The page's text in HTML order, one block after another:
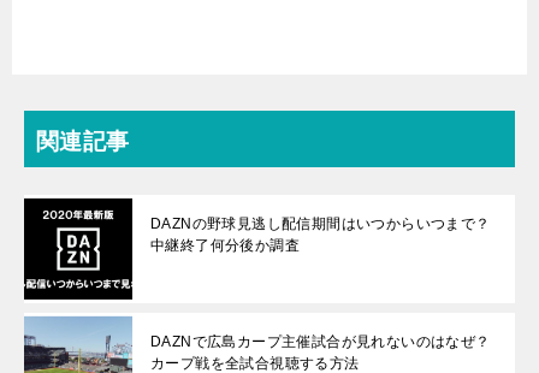
関連記事
DAZNの野球見逃し配信期間はいつからいつまで？
中継終了何分後か調査
DAZNで広島カープ主催試合が見れないのはなぜ？
カープ戦を全試合視聴する方法